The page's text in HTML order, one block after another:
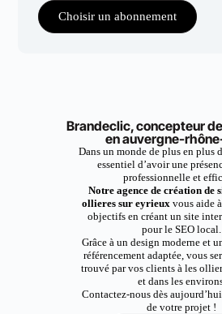
Choisir un abonnement
Brandeclic, concepteur
en auvergne-
Dans un monde de plus en plus
essentiel d’avoir une
professionnelle et
Notre agence de création de
ollieres sur eyrieux vous aide
objectifs en créant un site
pour le SEO local.
Grâce à un design moderne et
référencement adaptée, vous
trouvé par vos clients à les
et dans les
Contactez-nous dès
de votre projet !